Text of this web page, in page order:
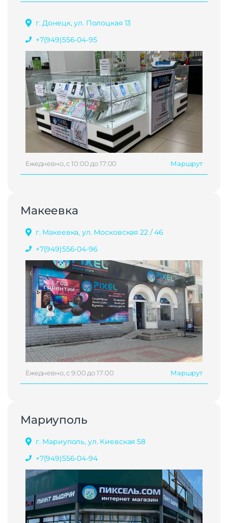
г. Донецк, ул. Полоцкая 13
+7(949)556-04-95
Ежедневно, с 10:00 до 17:00 Маршрут
Макеевка
г. Макеевка, ул. Московская 22 / 46
+7(949)556-04-96
Ежедневно, с 9:00 до 17:00 Маршрут
Мариуполь
г. Мариуполь, ул. Киевская 58
+7(949)556-04-94